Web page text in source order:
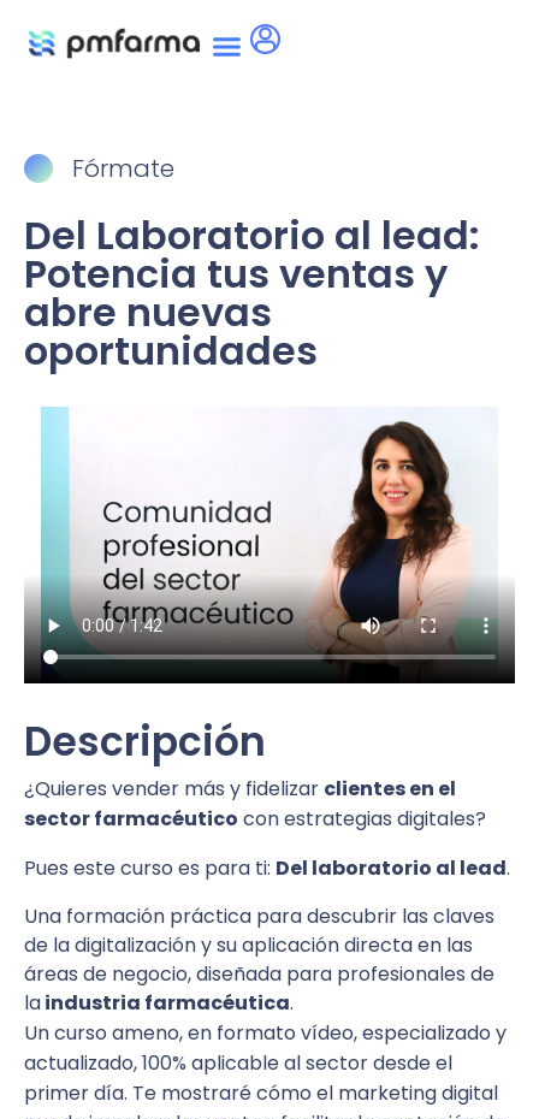
Fórmate
Del Laboratorio al lead:
Potencia tus ventas y
abre nuevas
oportunidades
Descripción
¿Quieres vender más y fidelizar clientes en el
sector farmacéutico con estrategias digitales?
Pues este curso es para ti: Del laboratorio al lead.
Una formación práctica para descubrir las claves
de la digitalización y su aplicación directa en las
áreas de negocio, diseñada para profesionales de
laindustria farmacéutica.
Un curso ameno, en formato vídeo, especializado y
actualizado, 100% aplicable al sector desde el
primer día. Te mostraré cómo el marketing digital